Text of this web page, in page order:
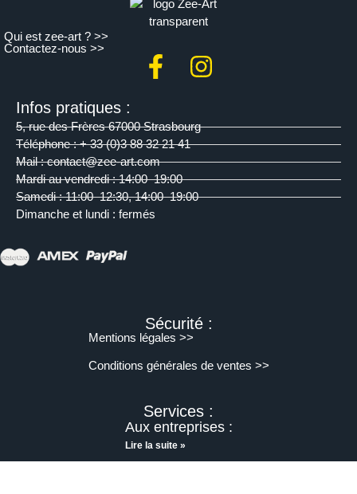
Qui est zee-art ? >>
Contactez-nous >>
Infos pratiques :
5, rue des Frères 67000 Strasbourg
Téléphone : + 33 (0)3 88 32 21 41
Mail : contact@zee-art.com
Mardi au vendredi : 14:00–19:00
Samedi : 11:00–12:30, 14:00–19:00
Dimanche et lundi : fermés
Sécurité :
Mentions légales >>
Conditions générales de ventes >>
Services :
Aux entreprises :
Lire la suite »